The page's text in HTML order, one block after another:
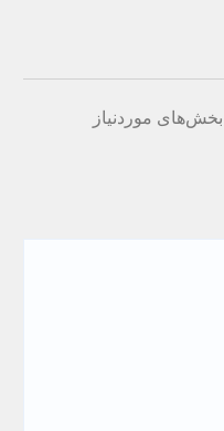
بخش‌های موردنیاز